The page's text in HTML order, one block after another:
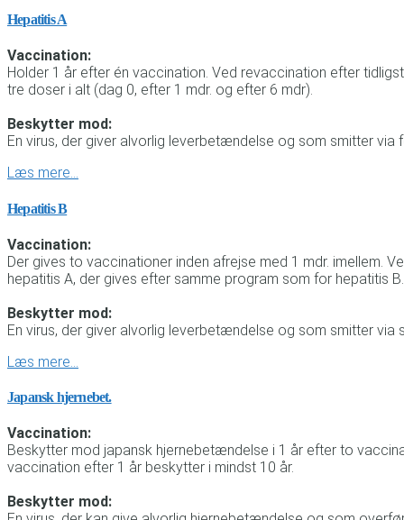
Hepatitis A
Vaccination:
Holder 1 år efter én vaccination. Ved revaccination efter
tre doser i alt (dag 0, efter 1 mdr. og efter 6 mdr).
Beskytter mod:
En virus, der giver alvorlig leverbetændelse og som smitter via
Læs mere…
Hepatitis B
Vaccination:
Der gives to vaccinationer inden afrejse med 1 mdr. imellem.
hepatitis A, der gives efter samme program som for hepatitis B.
Beskytter mod:
En virus, der giver alvorlig leverbetændelse og som smitter via
Læs mere…
Japansk hjernebet.
Vaccination:
Beskytter mod japansk hjernebetændelse i 1 år efter to
vaccination efter 1 år beskytter i mindst 10 år.
Beskytter mod: